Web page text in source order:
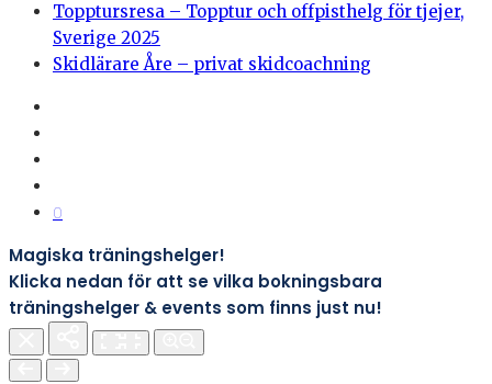
Topptursresa – Topptur och offpisthelg för tjejer,
Sverige 2025
Skidlärare Åre – privat skidcoachning
0
Magiska träningshelger!
Klicka nedan för att se vilka bokningsbara
träningshelger & events som finns just nu!